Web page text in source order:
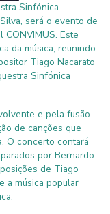
Sinfónica
será o evento de
Este
da música, reunindo
Tiago Nacarato
Sinfónica
e pela fusão
de canções que
O concerto contará
por Bernardo
de Tiago
a música popular